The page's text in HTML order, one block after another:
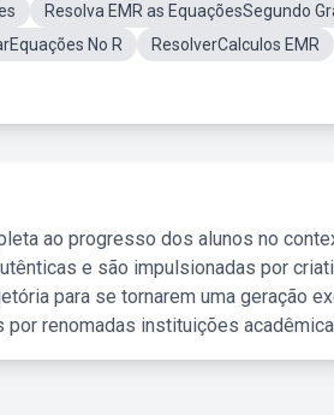
Resolva EMR as EquaçõesSegundo
No R
ResolverCalculos EMR
ao progresso dos alunos no
e são impulsionadas por
para se tornarem uma geração
renomadas instituições